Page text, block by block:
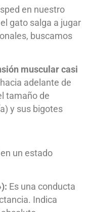
en nuestro
gato salga a jugar
buscamos
muscular casi
adelante de
tamaño de
y sus bigotes
un estado
Es una conducta
Indica